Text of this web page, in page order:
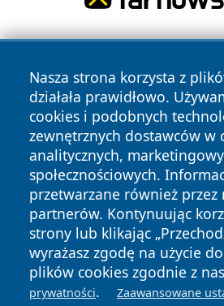
Nasza strona korzysta z
działała prawidłowo.
cookies i podobnych
zewnętrznych dostawców w
analitycznych,
społecznościowych.
przetwarzane również przez
partnerów. Kontynuując
strony lub klikając
wyrażasz zgodę na użycie
plików cookies zgodnie z
prywatności. Zaawansowane
Copyright © 2026 kochamsiedlce.pl
zastrzeżone.
News Autorzy
Polityka
Prywatności